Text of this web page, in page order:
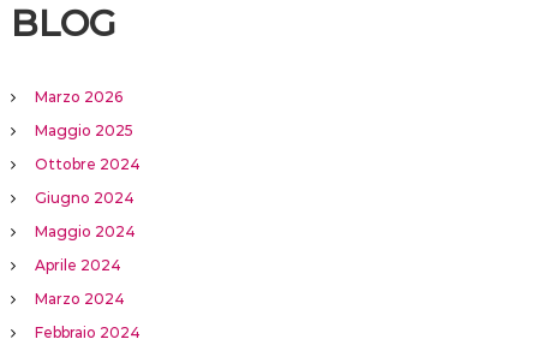
BLOG
Marzo 2026
Maggio 2025
Ottobre 2024
Giugno 2024
Maggio 2024
Aprile 2024
Marzo 2024
Febbraio 2024